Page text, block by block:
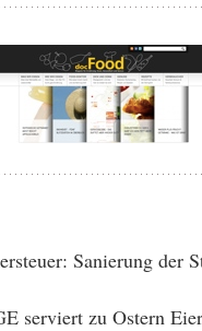
Sanierung der
serviert zu Ostern